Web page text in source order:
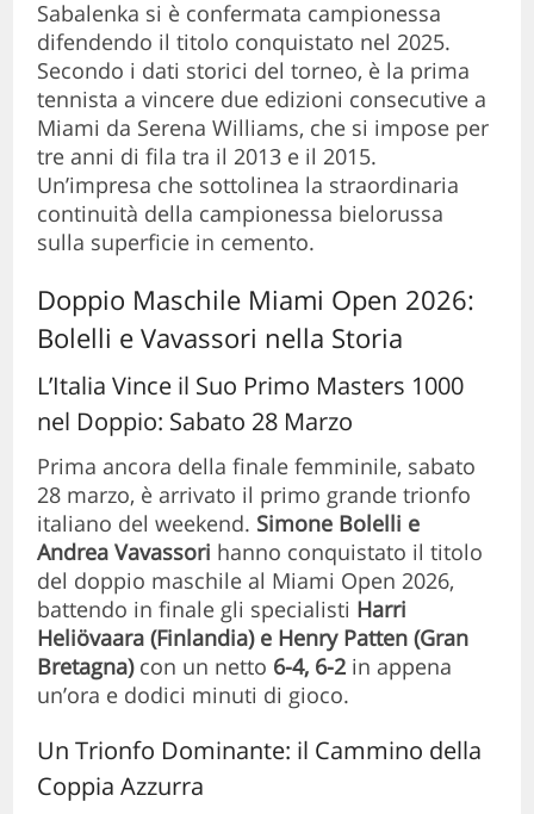
Sabalenka si è confermata campionessa
difendendo il titolo conquistato nel 2025.
Secondo i dati storici del torneo, è la prima
tennista a vincere due edizioni consecutive a
Miami da Serena Williams, che si impose per
tre anni di fila tra il 2013 e il 2015.
Un’impresa che sottolinea la straordinaria
continuità della campionessa bielorussa
sulla superficie in cemento.
Doppio Maschile Miami Open 2026:
Bolelli e Vavassori nella Storia
L’Italia Vince il Suo Primo Masters 1000
nel Doppio: Sabato 28 Marzo
Prima ancora della finale femminile, sabato
28 marzo, è arrivato il primo grande trionfo
italiano del weekend. Simone Bolelli e
Andrea Vavassori hanno conquistato il titolo
del doppio maschile al Miami Open 2026,
battendo in finale gli specialisti Harri
Heliövaara (Finlandia) e Henry Patten (Gran
Bretagna)con un netto 6-4, 6-2 in appena
un’ora e dodici minuti di gioco.
Un Trionfo Dominante: il Cammino della
Coppia Azzurra